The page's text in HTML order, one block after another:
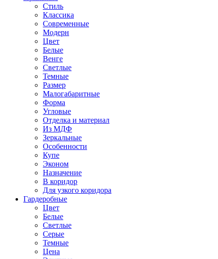
Стиль
Классика
Современные
Модерн
Цвет
Белые
Венге
Светлые
Темные
Размер
Малогабаритные
Форма
Угловые
Отделка и материал
Из МДФ
Зеркальные
Особенности
Купе
Эконом
Назначение
В коридор
Для узкого коридора
Гардеробные
Цвет
Белые
Светлые
Серые
Темные
Цена